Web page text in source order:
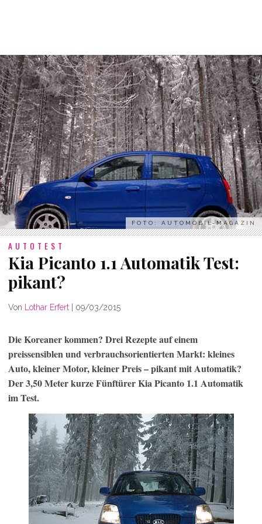
FOTO: AUTOMOBIL-MAGAZIN
AUTOTEST
Kia Picanto 1.1 Automatik Test:
pikant?
Von Lothar Erfert 09/03/2015
Die Koreaner kommen? Drei Rezepte auf einem
preissensiblen und verbrauchsorientierten Markt: kleines
Auto, kleiner Motor, kleiner Preis – pikant mit Automatik?
Der 3,50 Meter kurze Fünftürer Kia Picanto 1.1 Automatik
im Test.